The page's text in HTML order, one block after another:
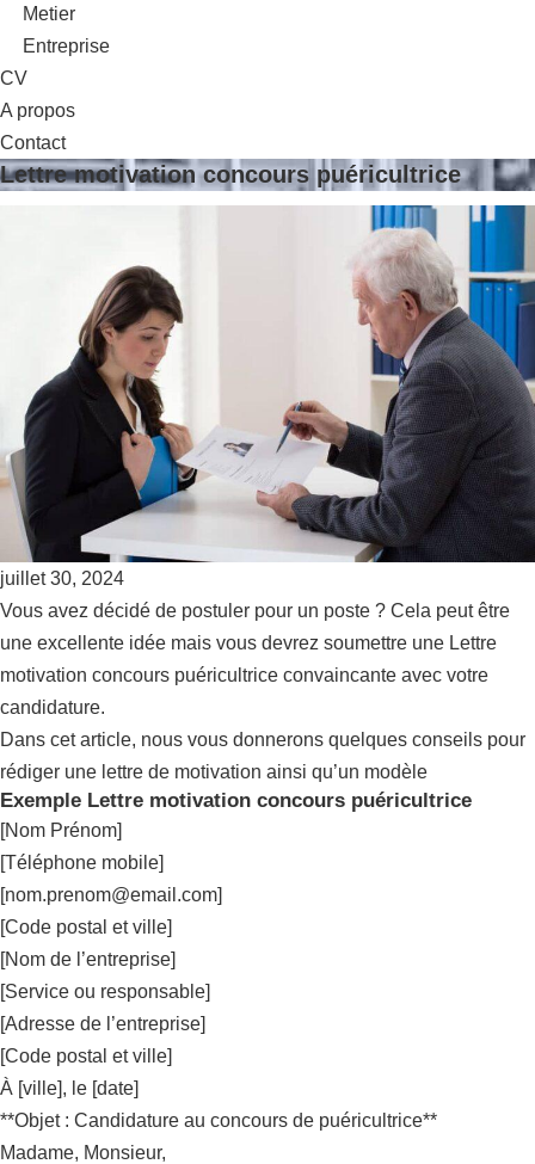
Metier
Entreprise
CV
A propos
Contact
Lettre motivation concours puéricultrice
juillet 30, 2024
Vous avez décidé de postuler pour un poste ? Cela peut être
une excellente idée mais vous devrez soumettre une Lettre
motivation concours puéricultrice convaincante avec votre
candidature.
Dans cet article, nous vous donnerons quelques conseils pour
rédiger une lettre de motivation ainsi qu’un modèle
Exemple Lettre motivation concours puéricultrice
[Nom Prénom]
[Téléphone mobile]
[nom.prenom@email.com]
[Code postal et ville]
[Nom de l’entreprise]
[Service ou responsable]
[Adresse de l’entreprise]
[Code postal et ville]
À [ville], le [date]
**Objet : Candidature au concours de puéricultrice**
Madame, Monsieur,